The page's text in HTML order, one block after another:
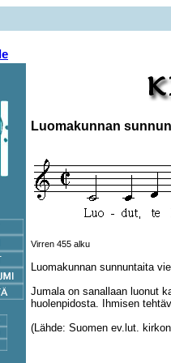
Luomakunnan
Virren 455 alku
Luomakunnan sunnuntaita
Jumala on sanallaan luonut
huolenpidosta. Ihmisen
(Lähde: Suomen ev.lut.